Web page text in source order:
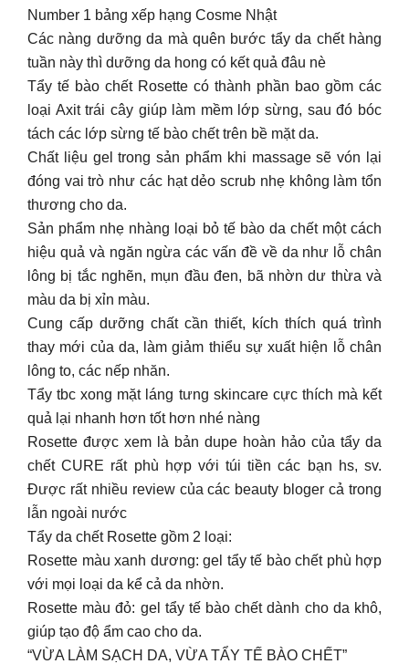
Number 1 bảng xếp hạng Cosme Nhật
Các nàng dưỡng da mà quên bước tẩy da chết hàng
tuần này thì dưỡng da hong có kết quả đâu nè
Tẩy tế bào chết Rosette có thành phần bao gồm các
loại Axit trái cây giúp làm mềm lớp sừng, sau đó bóc
tách các lớp sừng tế bào chết trên bề mặt da.
Chất liệu gel trong sản phẩm khi massage sẽ vón lại
đóng vai trò như các hạt dẻo scrub nhẹ không làm tổn
thương cho da.
Sản phẩm nhẹ nhàng loại bỏ tế bào da chết một cách
hiệu quả và ngăn ngừa các vấn đề về da như lỗ chân
lông bị tắc nghẽn, mụn đầu đen, bã nhờn dư thừa và
màu da bị xỉn màu.
Cung cấp dưỡng chất cần thiết, kích thích quá trình
thay mới của da, làm giảm thiểu sự xuất hiện lỗ chân
lông to, các nếp nhăn.
Tẩy tbc xong mặt láng tưng skincare cực thích mà kết
quả lại nhanh hơn tốt hơn nhé nàng
Rosette được xem là bản dupe hoàn hảo của tẩy da
chết CURE rất phù hợp với túi tiền các bạn hs, sv.
Được rất nhiều review của các beauty bloger cả trong
lẫn ngoài nước
Tẩy da chết Rosette gồm 2 loại:
Rosette màu xanh dương: gel tẩy tế bào chết phù hợp
với mọi loại da kể cả da nhờn.
Rosette màu đỏ: gel tẩy tế bào chết dành cho da khô,
giúp tạo độ ẩm cao cho da.
“VỪA LÀM SẠCH DA, VỪA TẨY TẾ BÀO CHẾT”